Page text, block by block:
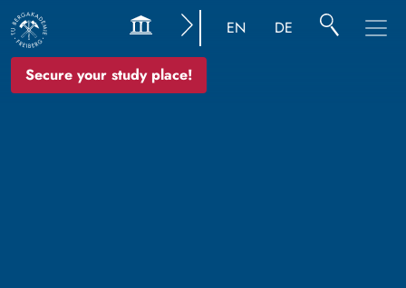
Secure your study place!
EN DE